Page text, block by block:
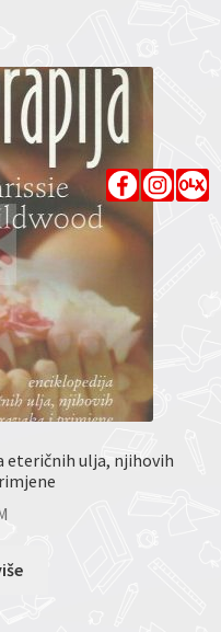
eteričnih ulja, njihovih